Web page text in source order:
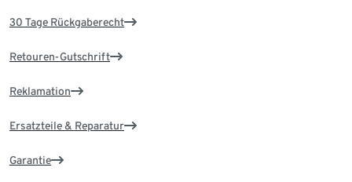
30 Tage Rückgaberecht
Retouren-Gutschrift
Reklamation
Ersatzteile & Reparatur
Garantie